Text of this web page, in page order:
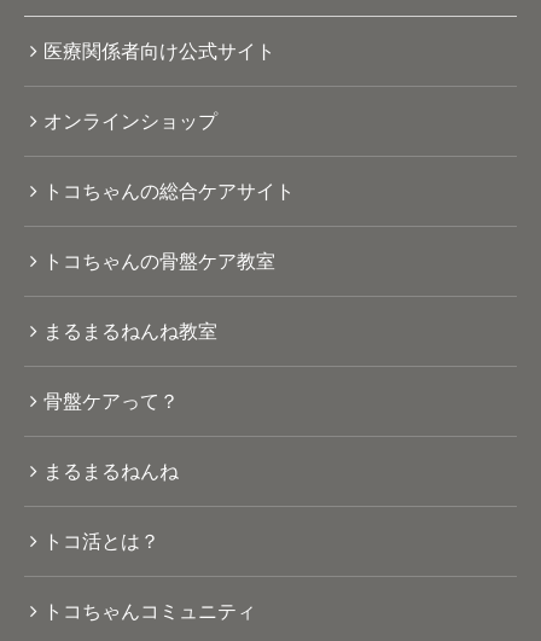
医療関係者向け公式サイト
オンラインショップ
トコちゃんの総合ケアサイト
トコちゃんの骨盤ケア教室
まるまるねんね教室
骨盤ケアって？
まるまるねんね
トコ活とは？
トコちゃんコミュニティ